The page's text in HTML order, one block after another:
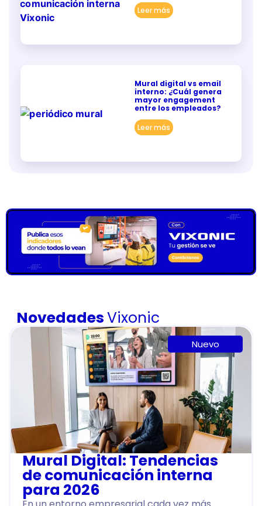
Leer más
Mural digital vs email
interno: ¿Cuál genera
mayor engagement
entre los empleados?
Leer más
NovedadesVixonic
Nuevo
Mural Digital: Tendencias
de comunicación interna
para 2026